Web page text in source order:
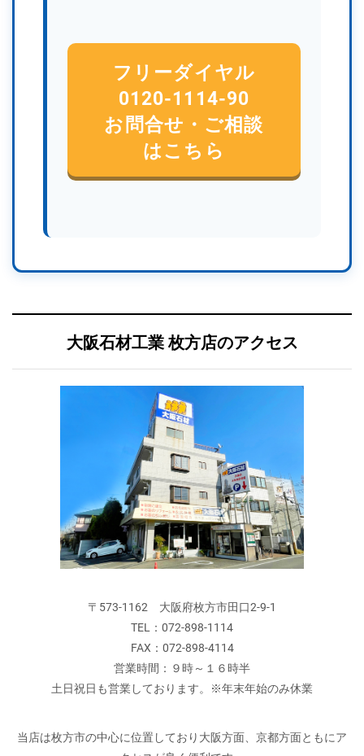
フリーダイヤル
0120-1114-90
お問合せ・ご相談
はこちら
大阪石材工業 枚方店のアクセス
〒573-1162 大阪府枚方市田口2-9-1
TEL：072-898-1114
FAX：072-898-4114
営業時間：９時～１６時半
土日祝日も営業しております。※年末年始のみ休業
当店は枚方市の中心に位置しており大阪方面、京都方面ともにア